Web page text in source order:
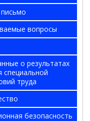
вопросы
о результатах
специальной
труда
безопасность